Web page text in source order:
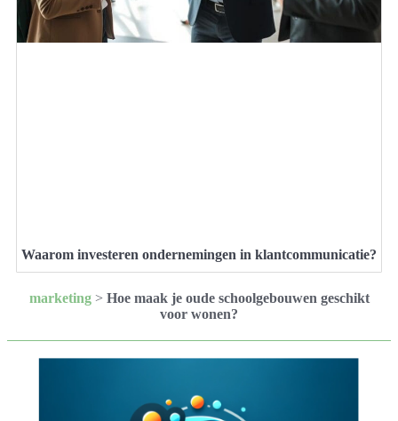
Waarom investeren ondernemingen in klantcommunicatie?
marketing> Hoe maak je oude schoolgebouwen geschikt
voor wonen?